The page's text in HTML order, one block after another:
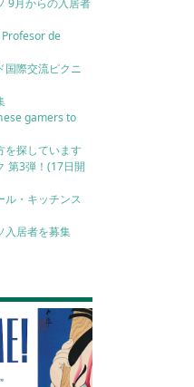
9月からの入居者
de
国際交流ピクニ
gamers to
を探しています
第3弾！(17日開
ル・キッチンス
入居者を募集